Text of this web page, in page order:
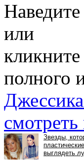
или
полного
смотреть